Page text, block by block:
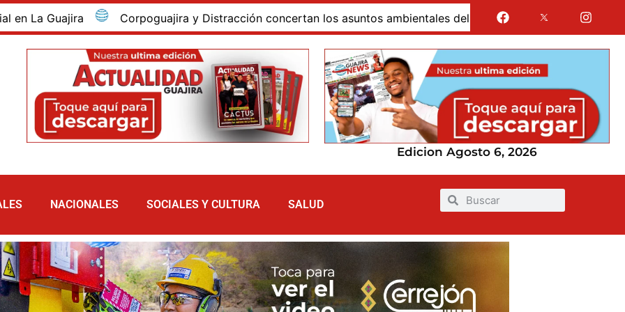
Corpoguajira y Distracción concertan los asuntos ambientales del nuevo EOT Alcaldía de
Edicion Agosto 6, 2026
NACIONALES SOCIALES Y CULTURA SALUD